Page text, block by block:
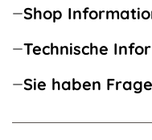
Shop
Technische
Sie haben